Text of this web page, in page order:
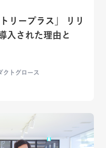
リープラス」 リリ
入された理由と
クトグロース